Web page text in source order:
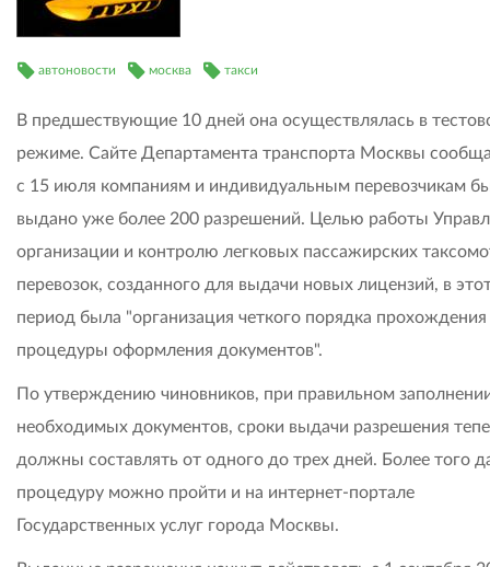
автоновости москва такси
В предшествующие 10 дней она осуществлялась в
режиме. Сайте Департамента транспорта Москвы
с 15 июля компаниям и индивидуальным перевозчикам
выдано уже более 200 разрешений. Целью работы
организации и контролю легковых пассажирских
перевозок, созданного для выдачи новых лицензий, в
период была "организация четкого порядка прохождения
процедуры оформления документов".
По утверждению чиновников, при правильном
необходимых документов, сроки выдачи разрешения
должны составлять от одного до трех дней. Более того
процедуру можно пройти и на интернет-портале
Государственных услуг города Москвы.